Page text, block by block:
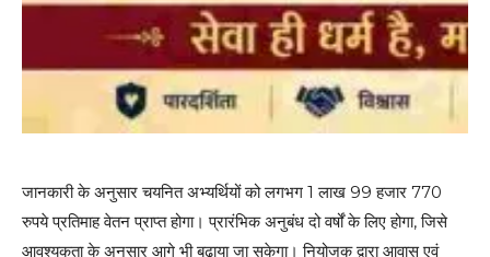
जानकारी के अनुसार चयनित अभ्यर्थियों को लगभग 1 लाख 99 हजार 770
रुपये प्रतिमाह वेतन प्राप्त होगा। प्रारंभिक अनुबंध दो वर्षों के लिए होगा, जिसे
आवश्यकता के अनुसार आगे भी बढ़ाया जा सकेगा। नियोजक द्वारा आवास एवं